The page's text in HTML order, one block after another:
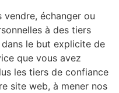
vendre, échanger ou
à des tiers
le but explicite de
que vous avez
les tiers de confiance
site web, à mener nos